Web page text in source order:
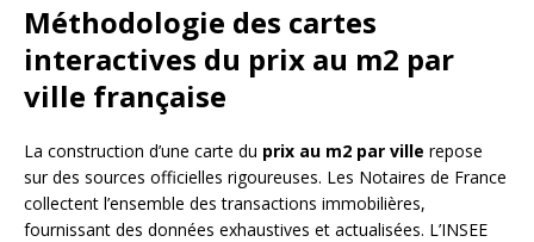
Méthodologie des cartes
interactives du prix au m2 par
ville française
La construction d’une carte du prix au m2 par ville repose
sur des sources officielles rigoureuses. Les Notaires de France
collectent l’ensemble des transactions immobilières,
fournissant des données exhaustives et actualisées. L’INSEE